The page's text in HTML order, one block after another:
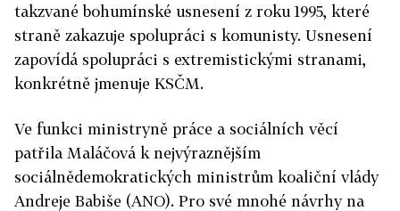
takzvané bohumínské usnesení z roku 1995, které
straně zakazuje spolupráci s komunisty. Usnesení
zapovídá spolupráci s extremistickými stranami,
konkrétně jmenuje KSČM.
Ve funkci ministryně práce a sociálních věcí
patřila Maláčová k nejvýraznějším
sociálnědemokratických ministrům koaliční vlády
Andreje Babiše (ANO). Pro své mnohé návrhy na